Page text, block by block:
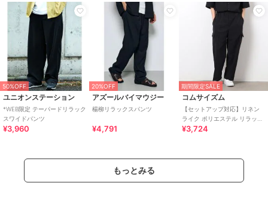
50%OFF
ユニオンステーション
*WEB限定 テーパードリラック
スワイドパンツ
¥3,960
20%OFF
アズールバイマウジー
楊柳リラックスパンツ
¥4,791
期間限定SALE
コムサイズム
【セットアップ対応】リネン
ライク ポリエステル リラック
ス ワイドカーゴパンツ
¥3,724
もっとみる